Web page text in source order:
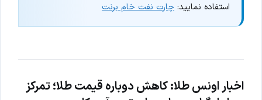
استفاده نمایید: چارت نفت خام برنت
اخبار اونس طلا:‌ کاهش دوباره قیمت طلا؛ تمرکز